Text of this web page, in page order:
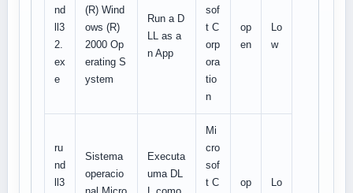
nd
ll3
2.
ex
e
(R) Wind
ows (R)
2000 Op
erating S
ystem
Run a D
LL as a
n App
sof
t C
orp
ora
tio
n
op
en
Lo
w
ru
nd
ll3
Sistema
operacio
Executa
uma DL
Mi
cro
sof
t C
op
Lo